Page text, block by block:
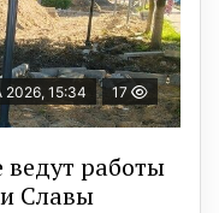
15:34 17
работы
Славы